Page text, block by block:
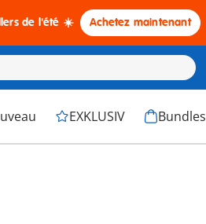
de l'été ☀️ Achetez maintenant
EXKLUSIV Bundles